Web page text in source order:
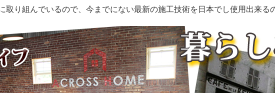
取り組んでいるので、今までにない最新の施工技術を日本でし使用出来る